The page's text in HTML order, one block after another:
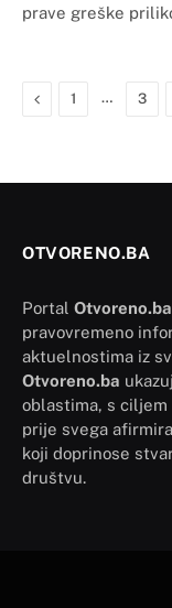
prave greške
Previous
1 … 3
OTVORENO.BA
Portal Otvoreno.ba
pravovremeno
aktuelnostima iz
Otvoreno.ba
oblastima, s
prije svega
koji doprinose
društvu.